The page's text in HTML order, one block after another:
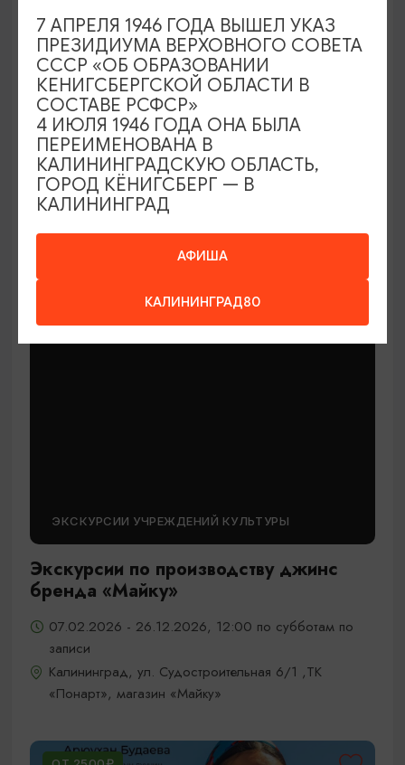
МАСТЕР-КЛАССЫ
Мастер-классы по керамике Елены
Бодяковой
Калининград, ул. Баранова, 45
ЭКСКУРСИИ УЧРЕЖДЕНИЙ КУЛЬТУРЫ
Экскурсии по производству джинс
бренда «Майку»
07.02.2026 - 26.12.2026, 12:00 по субботам по
записи
Калининград, ул. Судостроительная 6/1 ,ТК
«Понарт», магазин «Майку»
АФИША
КАЛИНИНГРАД80
7 АПРЕЛЯ 1946 ГОДА ВЫШЕЛ УКАЗ
ПРЕЗИДИУМА ВЕРХОВНОГО СОВЕТА
СССР «ОБ ОБРАЗОВАНИИ
КЕНИГСБЕРГСКОЙ ОБЛАСТИ В
СОСТАВЕ РСФСР»
4 ИЮЛЯ 1946 ГОДА ОНА БЫЛА
ПЕРЕИМЕНОВАНА В
КАЛИНИНГРАДСКУЮ ОБЛАСТЬ,
ГОРОД КЁНИГСБЕРГ — В
КАЛИНИНГРАД